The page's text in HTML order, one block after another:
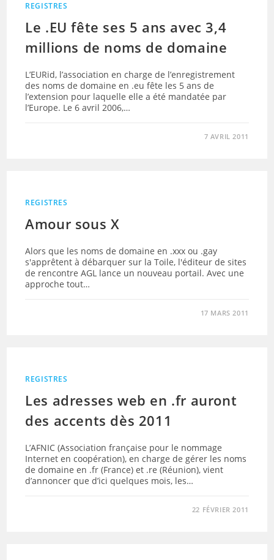
REGISTRES
Le .EU fête ses 5 ans avec 3,4
millions de noms de domaine
L’EURid, l’association en charge de l’enregistrement
des noms de domaine en .eu fête les 5 ans de
l’extension pour laquelle elle a été mandatée par
l’Europe. Le 6 avril 2006,…
7 AVRIL 2011
REGISTRES
Amour sous X
Alors que les noms de domaine en .xxx ou .gay
s'apprêtent à débarquer sur la Toile, l'éditeur de sites
de rencontre AGL lance un nouveau portail. Avec une
approche tout…
17 MARS 2011
REGISTRES
Les adresses web en .fr auront
des accents dès 2011
L’AFNIC (Association française pour le nommage
Internet en coopération), en charge de gérer les noms
de domaine en .fr (France) et .re (Réunion), vient
d’annoncer que d’ici quelques mois, les…
22 FÉVRIER 2011